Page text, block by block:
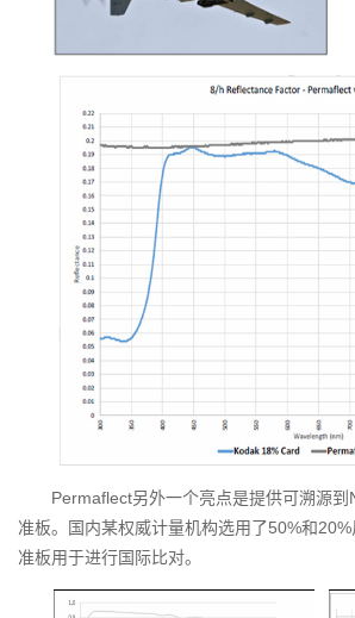
Permaflect另外一个亮点是提供可溯源
准板。国内某权威计量机构选用了50%和
准板用于进行国际比对。